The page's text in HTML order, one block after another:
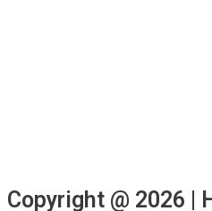
Copyright @ 2026 |